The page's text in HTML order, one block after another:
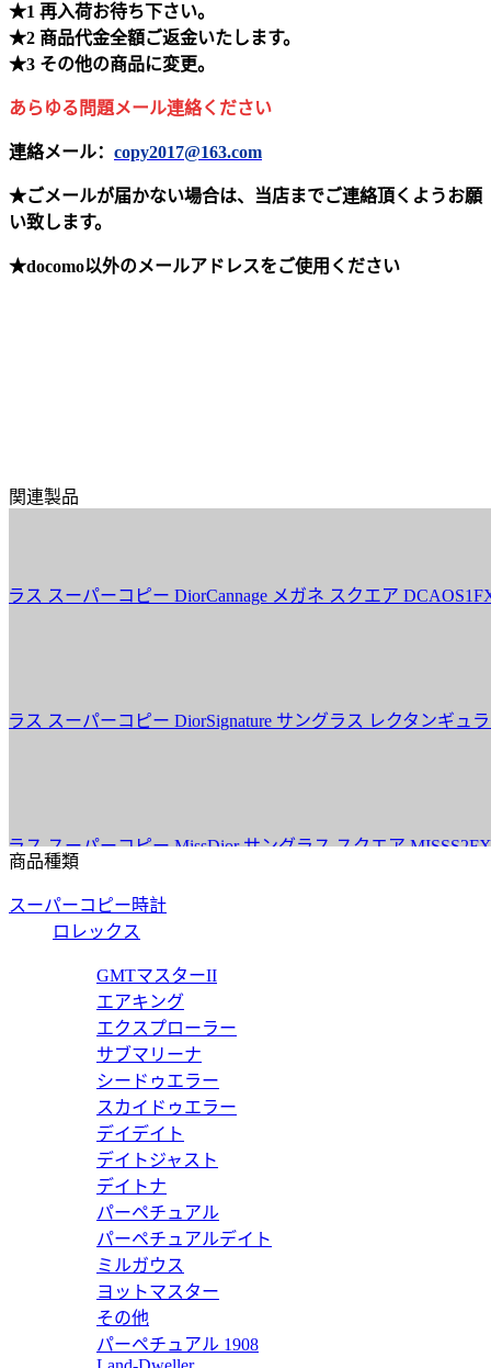
★1 再入荷お待ち下さい。
★2 商品代金全額ご返金いたします。
★3 その他の商品に変更。
あらゆる問題メール連絡ください
連絡メール： copy2017@163.com
★ごメールが届かない場合は、当店までご連絡頂くようお願
い致します。
★docomo以外のメールアドレスをご使用ください
関連製品
ーパーコピー DiorCannage メガネ スクエア
ーパーコピー DiorSignature サングラス レクタンギュラー
ーパーコピー MissDior サングラス スクエア
ーパーコピー MissDior サングラス レクタンギュラー
ーパーコピー DioRésille サングラス バタフライ
ーパーコピー DiorSignature サングラス スクエア
ーパーコピー CDior サングラス バタフライ
商品種類
スーパーコピー時計
ロレックス
GMTマスターII
エアキング
エクスプローラー
サブマリーナ
シードゥエラー
スカイドゥエラー
デイデイト
デイトジャスト
デイトナ
パーペチュアル
パーペチュアルデイト
ミルガウス
ヨットマスター
その他
パーペチュアル 1908